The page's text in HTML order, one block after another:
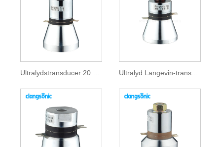
Ultralydstransducer 20 kHz Ultralyd Langevin-transducer